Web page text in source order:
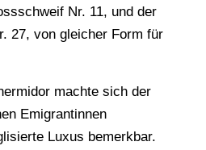
Nr. 11, und der
27, von gleicher Form für
machte sich der
Emigrantinnen
Luxus bemerkbar.